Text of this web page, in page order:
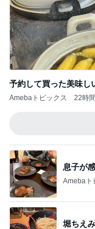
予約して買った美味し
Amebaトピックス 22時
息子が
Amebaト
堀ちえ